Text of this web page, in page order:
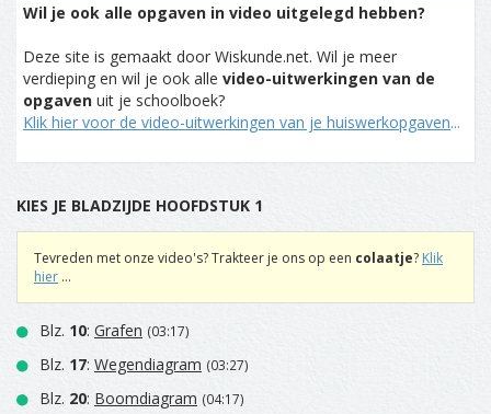
Wil je ook alle opgaven in video uitgelegd hebben?
Deze site is gemaakt door Wiskunde.net. Wil je meer
verdieping en wil je ook alle video-uitwerkingen van de
opgaven uit je schoolboek?
Klik hier voor de video-uitwerkingen van je huiswerkopgaven...
KIES JE BLADZIJDE HOOFDSTUK 1
Tevreden met onze video's? Trakteer je ons op een colaatje? Klik
hier ...
Blz. 10: Grafen (03:17)
Blz. 17: Wegendiagram (03:27)
Blz. 20: Boomdiagram (04:17)